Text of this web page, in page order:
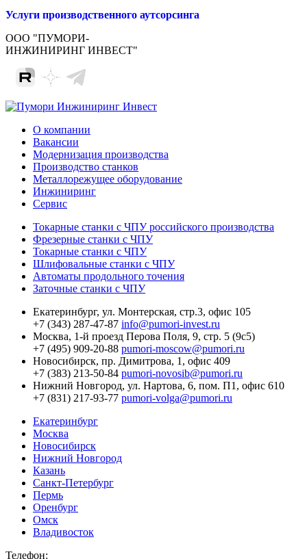
Услуги производственного аутсорсинга
ООО "ПУМОРИ-
ИНЖИНИРИНГ ИНВЕСТ"
О компании
Вакансии
Модернизация производства
Производство станков
Металлорежущее оборудование
Инжиниринг
Сервис
Токарные станки с ЧПУ российского производства
Фрезерные станки с ЧПУ
Токарные станки с ЧПУ
Шлифовальные станки с ЧПУ
Автоматы продольного точения
Заточные станки с ЧПУ
Екатеринбург, ул. Монтерская, стр.3, офис 105
+7 (343) 287-47-87 info@pumori-invest.ru
Москва, 1-й проезд Перова Поля, 9, стр. 5 (9с5)
+7 (495) 909-20-88 pumori-moscow@pumori.ru
Новосибирск, пр. Димитрова, 1, офис 409
+7 (383) 213-50-84 pumori-novosib@pumori.ru
Нижний Новгород, ул. Нартова, 6, пом. П1, офис 610
+7 (831) 217-93-77 pumori-volga@pumori.ru
Екатеринбург
Москва
Новосибирск
Нижний Новгород
Казань
Санкт-Петербург
Пермь
Оренбург
Омск
Владивосток
Телефон: